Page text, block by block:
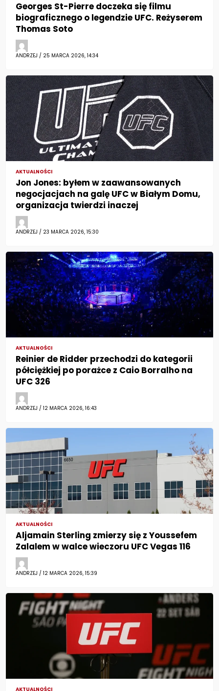
Georges St-Pierre doczeka się filmu
biograficznego o legendzie UFC. Reżyserem
Thomas Soto
ANDRZEJ / 25 MARCA 2026, 14:34
AKTUALNOŚCI
Jon Jones: byłem w zaawansowanych
negocjacjach na galę UFC w Białym Domu,
organizacja twierdzi inaczej
ANDRZEJ / 23 MARCA 2026, 15:30
AKTUALNOŚCI
Reinier de Ridder przechodzi do kategorii
półciężkiej po porażce z Caio Borralho na
UFC 326
ANDRZEJ / 12 MARCA 2026, 16:43
AKTUALNOŚCI
Aljamain Sterling zmierzy się z Youssefem
Zalalem w walce wieczoru UFC Vegas 116
ANDRZEJ / 12 MARCA 2026, 15:39
AKTUALNOŚCI